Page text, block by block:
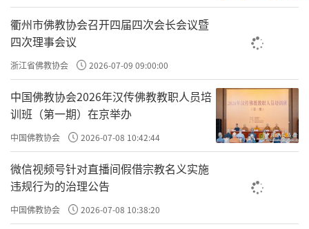
《金刚经》等。罗什大师门人号称三千，其中
以僧肇最为突出。陈、隋之世，三论学者最著
名者为吉藏，著作宏富，陈义精微，正式建立
了三论宗。
三论宗的祖庭是长安草堂寺。三论宗的思
想精髓是缘起性空和破邪显正。
缘起性空
三论宗认为世间、出世间万有诸法，都是
由众多因缘和合而生，叫缘起；离开了众多因
衢州市佛教协会召开四届四次会长会议暨
四次理事会议
浙江省佛教协会 2026-07-09 09:00:00
中国佛教协会2026年汉传佛教教职人员培
训班（第一期）在京举办
中国佛教协会 2026-07-08 10:42:44
微信视频号针对直播间假借宗教名义实施
违规行为的治理公告
中国佛教协会 2026-07-08 10:38:20